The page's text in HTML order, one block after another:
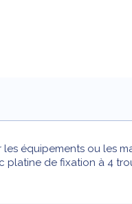
équipements ou les
platine de fixation à 4